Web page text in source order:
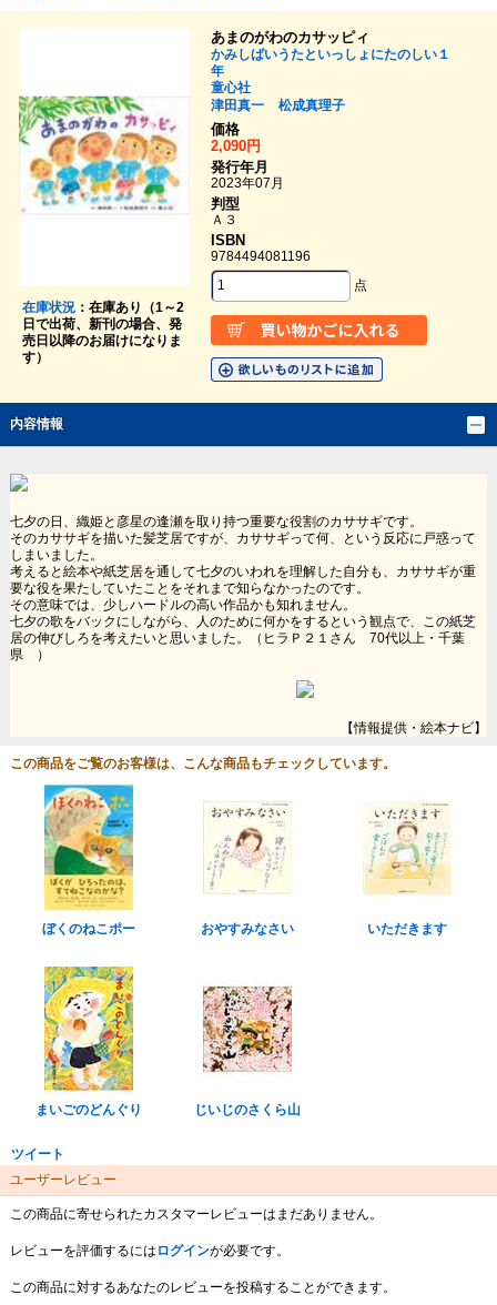
在庫状況：在庫あり（1～2
日で出荷、新刊の場合、発
売日以降のお届けになりま
す）
あまのがわのカサッピィ
かみしばいうたといっしょにたのしい１
年
童心社
津田真一
松成真理子
価格
2,090円
発行年月
2023年07月
判型
Ａ３
ISBN
9784494081196
点
内容情報
七夕の日、織姫と彦星の逢瀬を取り持つ重要な役割のカササギです。
そのカササギを描いた髪芝居ですが、カササギって何、という反応に戸惑って
しまいました。
考えると絵本や紙芝居を通して七夕のいわれを理解した自分も、カササギが重
要な役を果たしていたことをそれまで知らなかったのです。
その意味では、少しハードルの高い作品かも知れません。
七夕の歌をバックにしながら、人のために何かをするという観点で、この紙芝
居の伸びしろを考えたいと思いました。（ヒラＰ２１さん 70代以上・千葉
県 ）
【情報提供・絵本ナビ】
この商品をご覧のお客様は、こんな商品もチェックしています。
ぼくのねこポー おやすみなさい いただきます
まいごのどんぐり じいじのさくら山
ツイート
ユーザーレビュー
この商品に寄せられたカスタマーレビューはまだありません。
レビューを評価するには ログインが必要です。
この商品に対するあなたのレビューを投稿することができます。